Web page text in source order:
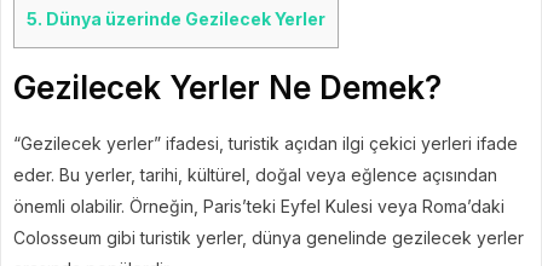
5. Dünya üzerinde Gezilecek Yerler
Gezilecek Yerler Ne Demek?
“Gezilecek yerler” ifadesi, turistik açıdan ilgi çekici yerleri ifade
eder. Bu yerler, tarihi, kültürel, doğal veya eğlence açısından
önemli olabilir. Örneğin, Paris’teki Eyfel Kulesi veya Roma’daki
Colosseum gibi turistik yerler, dünya genelinde gezilecek yerler